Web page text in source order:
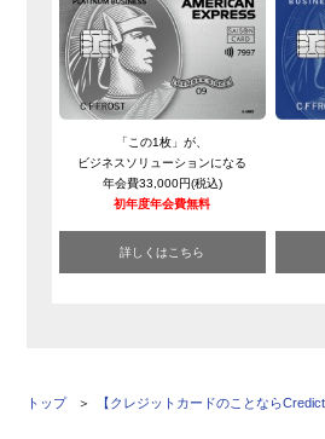
「この1枚」が、
ビジネスソリューションになる
年会費33,000円(税込)
初年度年会費無料
詳しくはこちら
トップ 【クレジットカードのことなら